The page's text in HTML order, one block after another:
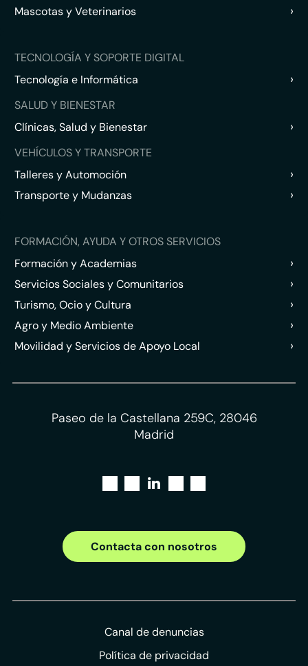
Mascotas y Veterinarios
›
TECNOLOGÍA Y SOPORTE DIGITAL
Tecnología e Informática
›
SALUD Y BIENESTAR
Clínicas, Salud y Bienestar
›
VEHÍCULOS Y TRANSPORTE
Talleres y Automoción
›
Transporte y Mudanzas ›
FORMACIÓN, AYUDA Y OTROS SERVICIOS
Formación y Academias
›
Servicios Sociales y Comunitarios ›
Turismo, Ocio y Cultura ›
Agro y Medio Ambiente ›
Movilidad y Servicios de Apoyo Local ›
Paseo de la Castellana 259C, 28046
Madrid
Contacta con nosotros
Canal de denuncias
Política de privacidad